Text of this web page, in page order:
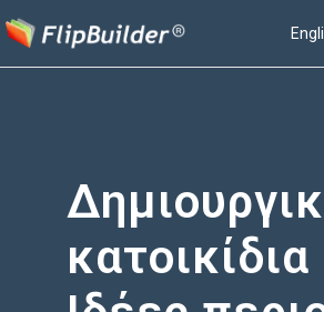
κατοικίδια